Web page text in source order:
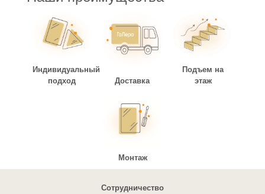
Индивидуальный
подход
Доставка
Подъем на
этаж
Монтаж
Сотрудничество